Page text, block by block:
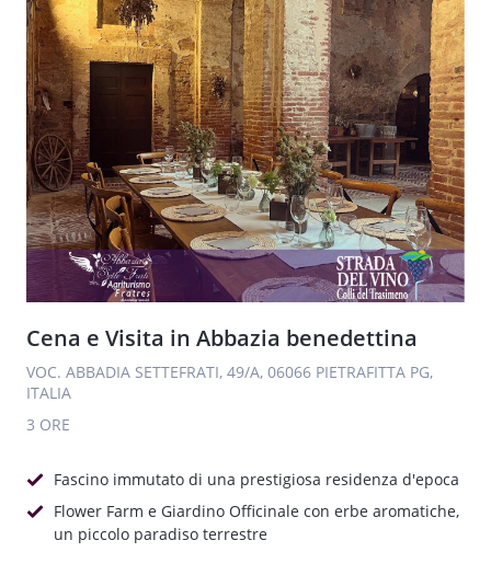
Cena e Visita in Abbazia benedettina
VOC. ABBADIA SETTEFRATI, 49/A, 06066 PIETRAFITTA PG,
ITALIA
3 ORE
Fascino immutato di una prestigiosa residenza d'epoca
Flower Farm e Giardino Officinale con erbe aromatiche,
un piccolo paradiso terrestre